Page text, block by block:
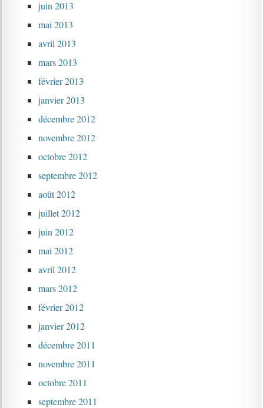
juin 2013
mai 2013
avril 2013
mars 2013
février 2013
janvier 2013
décembre 2012
novembre 2012
octobre 2012
septembre 2012
août 2012
juillet 2012
juin 2012
mai 2012
avril 2012
mars 2012
février 2012
janvier 2012
décembre 2011
novembre 2011
octobre 2011
septembre 2011